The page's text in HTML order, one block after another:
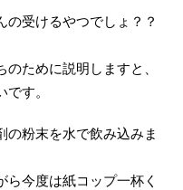
の受けるやつでしょ？？
ために説明しますと、
す。
の粉末を水で飲み込みま
今度は紙コップ一杯く